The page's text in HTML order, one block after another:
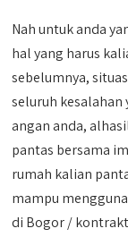
Nah untuk anda
hal yang harus
sebelumnya,
seluruh
angan anda,
pantas bersama
rumah kalian
mampu
di Bogor /